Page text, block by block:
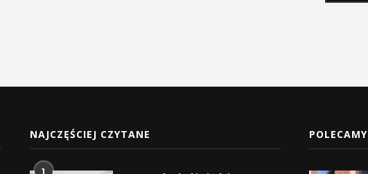
NAJCZĘŚCIEJ CZYTANE
1
POLECAMY